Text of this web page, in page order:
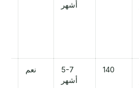
أشهر
140
5-7
أشهر
نعم